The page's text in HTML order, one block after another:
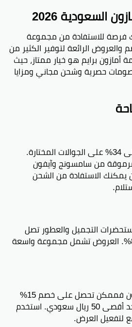
السعودية 2026
فرصة للاستفادة من مجموعة
والعروض الرائعة لتوفير الكثير من
أمازون برايم هو خيار ممتاز، حيث
حصرية وشحن مجاني ومزايا
احصل على خصم يصل إلى 34% على الجوالات المختارة.
من سامسونج وآيفون
الاستفادة من الشحن
التجميل والعطور تصل
الخصومات فيها إلى 83%. العروض تشمل مجموعة واسعة
إذا كنت جديد على أمازون فممكن تحصل على خصم 15%
عند أول عملية شراء، بحد أقصى 50 ريال سعودي. استخدم
لتفعيل العرض.